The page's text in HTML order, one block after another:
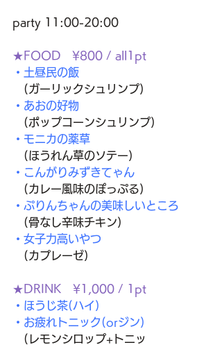
party 11:00-20:00
★FOOD　¥800 / all1pt
・土昼民の飯
(ガーリックシュリンプ)
・あおの好物
(ポップコーンシュリンプ)
・モニカの薬草
(ほうれん草のソテー)
・こんがりみずきてゃん
(カレー風味のぽっぷる)
・ぷりんちゃんの美味しいところ
(骨なし辛味チキン)
・女子力高いやつ
(カプレーゼ)
★DRINK　¥1,000 / 1pt
・ほうじ茶(ハイ)
・お疲れトニック(orジン)
(レモンシロップ+トニッ